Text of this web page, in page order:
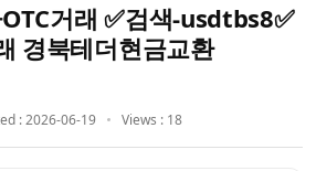
거래 ✅검색-usdtbs8✅
경북테더현금교환
: 2026-06-19 Views : 18